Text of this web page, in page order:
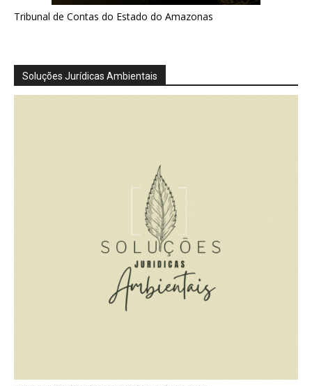
Tribunal de Contas do Estado do Amazonas
Soluções Jurídicas Ambientais